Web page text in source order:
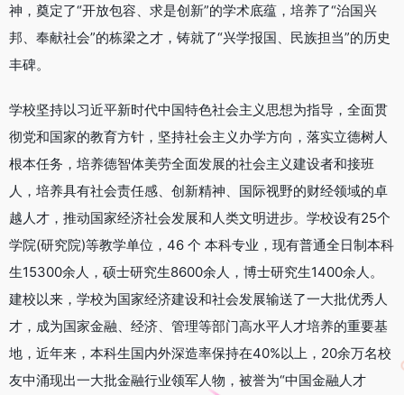
神，奠定了“开放包容、求是创新”的学术底蕴，培养了“治国兴
邦、奉献社会”的栋梁之才，铸就了“兴学报国、民族担当”的历史
丰碑。
学校坚持以习近平新时代中国特色社会主义思想为指导，全面贯
彻党和国家的教育方针，坚持社会主义办学方向，落实立德树人
根本任务，培养德智体美劳全面发展的社会主义建设者和接班
人，培养具有社会责任感、创新精神、国际视野的财经领域的卓
越人才，推动国家经济社会发展和人类文明进步。学校设有25个
学院(研究院)等教学单位，46 个 本科专业，现有普通全日制本科
生15300余人，硕士研究生8600余人，博士研究生1400余人。
建校以来，学校为国家经济建设和社会发展输送了一大批优秀人
才，成为国家金融、经济、管理等部门高水平人才培养的重要基
地，近年来，本科生国内外深造率保持在40%以上，20余万名校
友中涌现出一大批金融行业领军人物，被誉为“中国金融人才